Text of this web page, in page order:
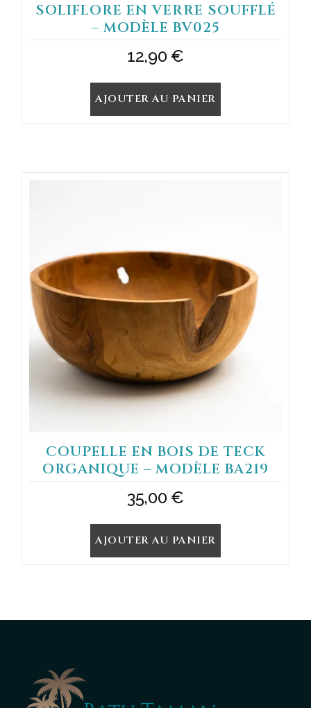
SOLIFLORE EN VERRE SOUFFLÉ
– MODÈLE BV025
12,90€
AJOUTER AU PANIER
COUPELLE EN BOIS DE TECK
ORGANIQUE – MODÈLE BA219
35,00€
AJOUTER AU PANIER